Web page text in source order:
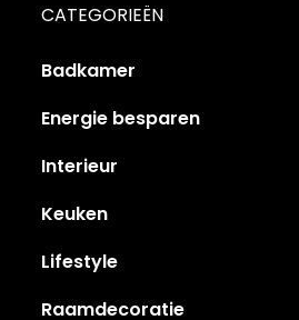
CATEGORIEËN
Badkamer
Energie besparen
Interieur
Keuken
Lifestyle
Raamdecoratie